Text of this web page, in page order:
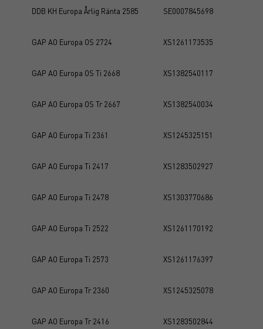
DDB KH Europa Årlig Ränta 2585 SE0007845698
GAP AO Europa OS 2724 XS1261173535
GAP AO Europa OS Ti 2668 XS1382540117
GAP AO Europa OS Tr 2667 XS1382540034
GAP AO Europa Ti 2361 XS1245325151
GAP AO Europa Ti 2417 XS1283502927
GAP AO Europa Ti 2478 XS1303770686
GAP AO Europa Ti 2522 XS1261170192
GAP AO Europa Ti 2573 XS1261176397
GAP AO Europa Tr 2360 XS1245325078
GAP AO Europa Tr 2416 XS1283502844